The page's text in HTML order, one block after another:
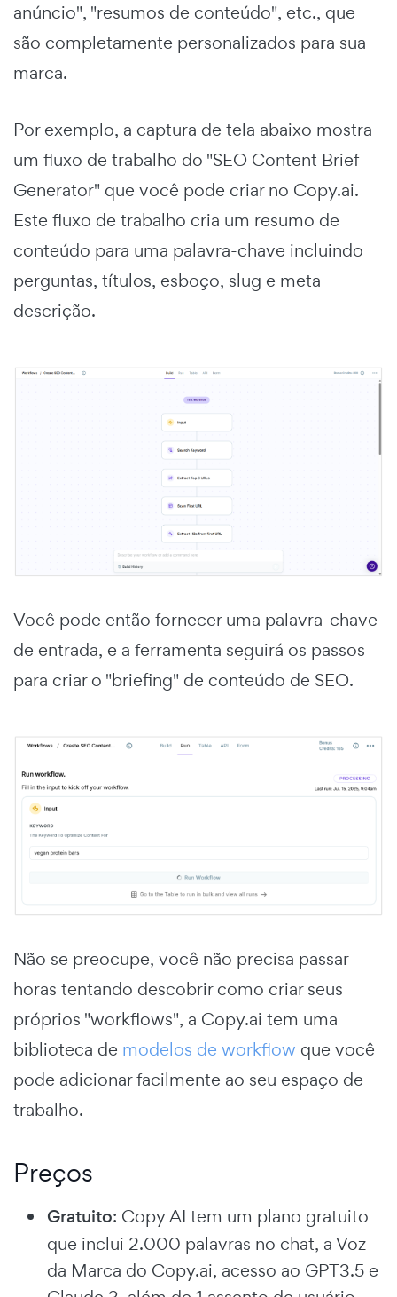
anúncio", "resumos de conteúdo", etc., que
são completamente personalizados para sua
marca.
Por exemplo, a captura de tela abaixo mostra
um fluxo de trabalho do "SEO Content Brief
Generator" que você pode criar no Copy.ai.
Este fluxo de trabalho cria um resumo de
conteúdo para uma palavra-chave incluindo
perguntas, títulos, esboço, slug e meta
descrição.
Você pode então fornecer uma palavra-chave
de entrada, e a ferramenta seguirá os passos
para criar o "briefing" de conteúdo de SEO.
Não se preocupe, você não precisa passar
horas tentando descobrir como criar seus
próprios "workflows", a Copy.ai tem uma
biblioteca de modelos de workflow que você
pode adicionar facilmente ao seu espaço de
trabalho.
Preços
Gratuito: Copy AI tem um plano gratuito
que inclui 2.000 palavras no chat, a Voz
da Marca do Copy.ai, acesso ao GPT3.5 e